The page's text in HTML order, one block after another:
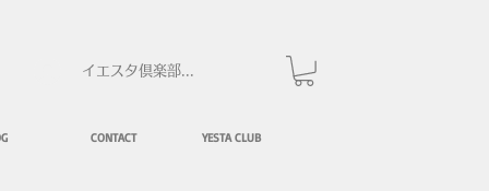
イエスタ倶楽部にログイン
CONTACT YESTA CLUB